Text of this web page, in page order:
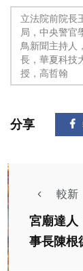
立法院前院長
局，中央警官
鳥新聞主持人
長，華夏科技
授，高哲翰
分享
較新
宮廟達人
事長陳根